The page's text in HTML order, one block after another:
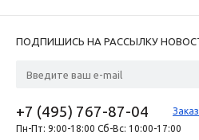
ПОДПИШИСЬ НА РАССЫЛКУ
+7 (495) 767-87-04
Пн-Пт: 9:00-18:00 Сб-Вс: 10:00-17:00